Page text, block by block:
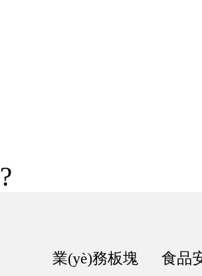
?
業(yè)務板塊 食品